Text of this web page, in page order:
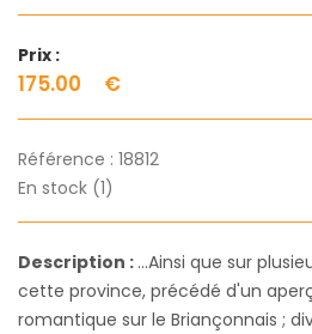
Prix :
175.00 €
Référence : 18812
En stock (1)
Description : ...Ainsi que sur
cette province, précédé d'un
romantique sur le Briançonnais ;